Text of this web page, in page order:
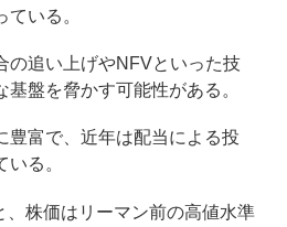
ている。
の追い上げやNFVといった技
盤を脅かす可能性がある。
豊富で、近年は配当による投
る。
、株価はリーマン前の高値水準